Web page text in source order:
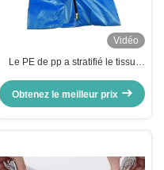
Vidéo
Le PE de pp a stratifié le tissu
toxique pour des sacs mortuaires
Obtenez le meilleur prix